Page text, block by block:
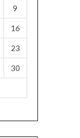
9
16
23
30